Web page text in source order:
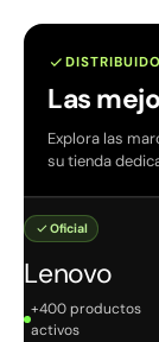
Las
Explora las
su tienda
Oficial
Lenovo
+400 productos
activos